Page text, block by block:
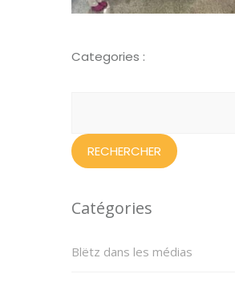
Categories :
Catégories
Blëtz dans les médias